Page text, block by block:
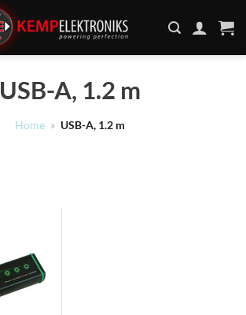
USB-A, 1.2 m
Home » USB-A, 1.2 m